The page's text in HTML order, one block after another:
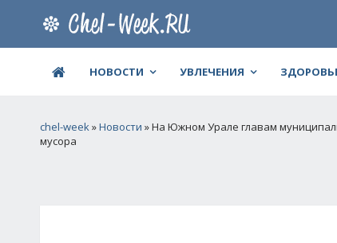
НОВОСТИ УВЛЕЧЕНИЯ
chel-week»Новости » На Южном Урале главам
мусора